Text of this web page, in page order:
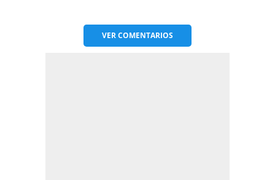
VERCOMENTARIOS